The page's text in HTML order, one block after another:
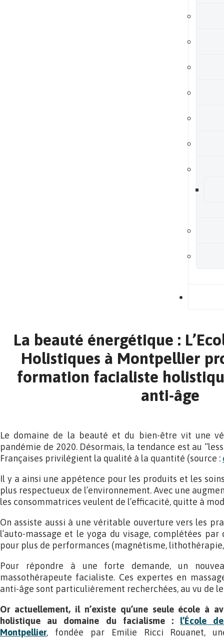
La beauté énergétique :
Holistiques à Montpellier
formation facialiste
anti-âge
Le domaine de la beauté et du bien-être vit une
pandémie de 2020. Désormais, la tendance est au
Françaises privilégient la qualité à la quantité (source :
Il y a ainsi une appétence pour les produits et les
plus respectueux de l’environnement. Avec une
les consommatrices veulent de l’efficacité, quitte à
On assiste aussi à une véritable ouverture vers les
l’auto-massage et le yoga du visage, complétées par
pour plus de performances (magnétisme,
Pour répondre à une forte demande, un
massothérapeute facialiste. Ces expertes en
anti-âge sont particulièrement recherchées, au vu de
Or actuellement, il n’existe qu’une seule école à
holistique au domaine du facialisme : l’École
Montpellier, fondée par Emilie Ricci Rouanet,